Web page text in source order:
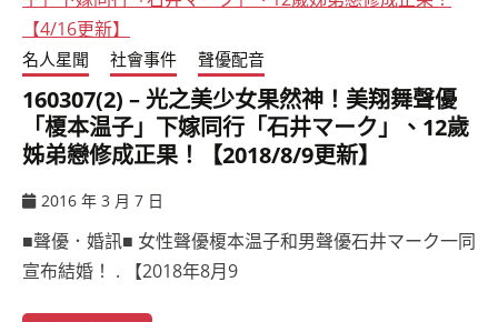
名人星聞 社會事件 聲優配音
160307(2) – 光之美少女果然神！美翔舞聲優
「榎本温子」下嫁同行「石井マーク」、12歲
姊弟戀修成正果！【2018/8/9更新】
2016 年 3 月 7 日
■聲優．婚訊■ 女性聲優榎本温子和男聲優石井マーク一同
宣布結婚！ . 【2018年8月9